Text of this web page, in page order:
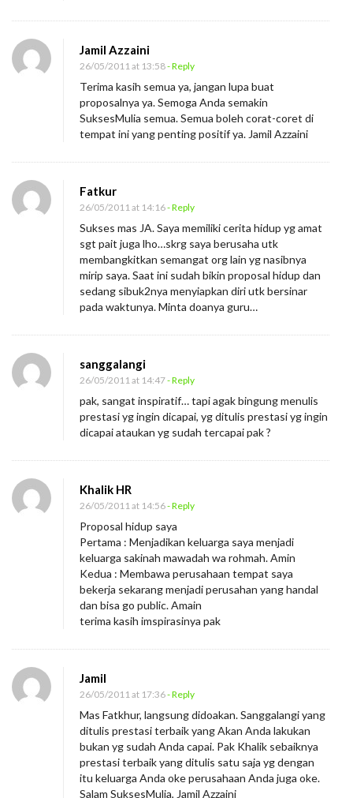
Jamil Azzaini
26/05/2011 at 13:58- Reply
Terima kasih semua ya, jangan lupa buat
proposalnya ya. Semoga Anda semakin
SuksesMulia semua. Semua boleh corat-coret di
tempat ini yang penting positif ya. Jamil Azzaini
Fatkur
26/05/2011 at 14:16- Reply
Sukses mas JA. Saya memiliki cerita hidup yg amat
sgt pait juga lho…skrg saya berusaha utk
membangkitkan semangat org lain yg nasibnya
mirip saya. Saat ini sudah bikin proposal hidup dan
sedang sibuk2nya menyiapkan diri utk bersinar
pada waktunya. Minta doanya guru…
sanggalangi
26/05/2011 at 14:47- Reply
pak, sangat inspiratif… tapi agak bingung menulis
prestasi yg ingin dicapai, yg ditulis prestasi yg ingin
dicapai ataukan yg sudah tercapai pak ?
Khalik HR
26/05/2011 at 14:56- Reply
Proposal hidup saya
Pertama : Menjadikan keluarga saya menjadi
keluarga sakinah mawadah wa rohmah. Amin
Kedua : Membawa perusahaan tempat saya
bekerja sekarang menjadi perusahan yang handal
dan bisa go public. Amain
terima kasih imspirasinya pak
Jamil
26/05/2011 at 17:36- Reply
Mas Fatkhur, langsung didoakan. Sanggalangi yang
ditulis prestasi terbaik yang Akan Anda lakukan
bukan yg sudah Anda capai. Pak Khalik sebaiknya
prestasi terbaik yang ditulis satu saja yg dengan
itu keluarga Anda oke perusahaan Anda juga oke.
Salam SuksesMulia, Jamil Azzaini